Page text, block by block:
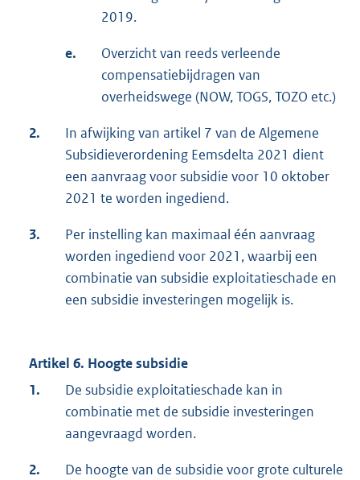
2019.
e.
Overzicht van reeds verleende
compensatiebijdragen van
overheidswege (NOW, TOGS, TOZO etc.)
2.
In afwijking van artikel 7 van de Algemene
Subsidieverordening Eemsdelta 2021 dient
een aanvraag voor subsidie voor 10 oktober
2021 te worden ingediend.
3.
Per instelling kan maximaal één aanvraag
worden ingediend voor 2021, waarbij een
combinatie van subsidie exploitatieschade en
een subsidie investeringen mogelijk is.
Artikel 6. Hoogte subsidie
1.
De subsidie exploitatieschade kan in
combinatie met de subsidie investeringen
aangevraagd worden.
2.
De hoogte van de subsidie voor grote culturele